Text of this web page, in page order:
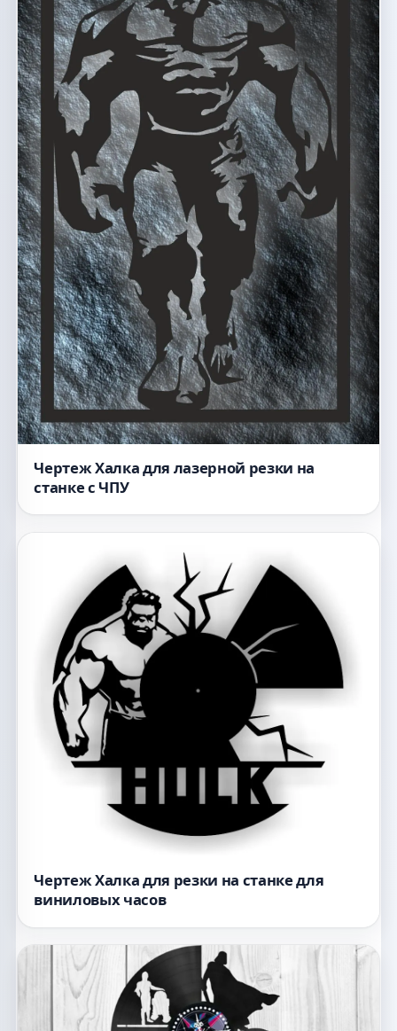
Чертеж Халка для лазерной резки на
станке с ЧПУ
Чертеж Халка для резки на станке для
виниловых часов